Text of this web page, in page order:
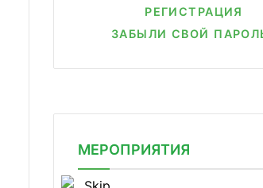
РЕГИСТРАЦИЯ
ЗАБЫЛИ СВОЙ
МЕРОПРИЯТИЯ